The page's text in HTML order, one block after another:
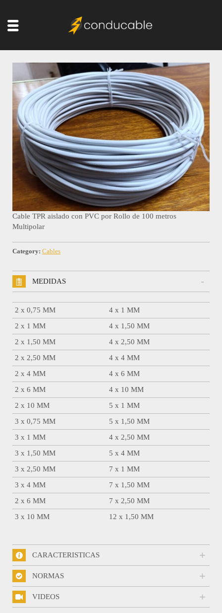
Cable TPR aislado con PVC por Rollo de 100 metros
Multipolar
Category: Cables
MEDIDAS
2 x 0,75 MM
4 x 1 MM
2 x 1 MM
4 x 1,50 MM
2 x 1,50 MM
4 x 2,50 MM
2 x 2,50 MM
4 x 4 MM
2 x 4 MM
4 x 6 MM
2 x 6 MM
4 x 10 MM
2 x 10 MM
5 x 1 MM
3 x 0,75 MM
5 x 1,50 MM
3 x 1 MM
4 x 2,50 MM
3 x 1,50 MM
5 x 4 MM
3 x 2,50 MM
7 x 1 MM
3 x 4 MM
7 x 1,50 MM
2 x 6 MM
7 x 2,50 MM
3 x 10 MM
12 x 1,50 MM
CARACTERISTICAS
NORMAS
VIDEOS